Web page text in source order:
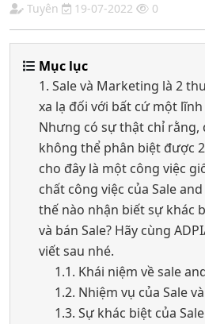
Tuyên 19-07-2022 0
Mục lục
1. Sale và Marketing là 2
xa lạ đối với bất cứ một
Nhưng có sự thật chỉ rằng,
không thể phân biệt được
cho đây là một công việc
chất công việc của Sale
thế nào nhận biết sự khác
và bán Sale? Hãy cùng
viết sau nhé.
1.1. Khái niệm về sale
1.2. Nhiệm vụ của Sale
1.3. Sự khác biệt của